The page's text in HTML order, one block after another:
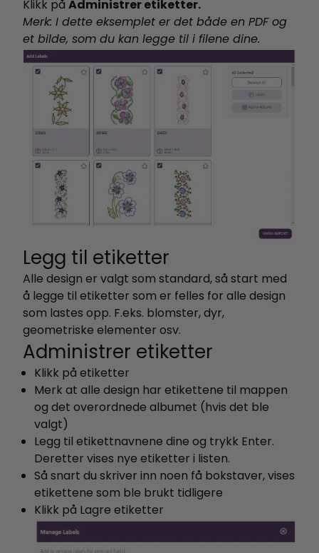
Klikk på Administrer etiketter.
Merk: I dette eksemplet er det både en PDF og
et bilde, som du kan legge til i filene dine.
Legg til etiketter
Alle design er valgt som standard, så start med
å legge til etiketter som er felles for alle design
som lastes opp. F.eks. blomster, dyr,
geometriske elementer osv.
Administrer etiketter
Klikk på etiketter
Merk at alle design har etikettene til mappen
og det overordnede albumet (hvis det ble
valgt)
Legg til etikettnavnene dine og trykk Enter.
Deretter vises nye etiketter i listen.
Så snart du skriver inn noen få bokstaver, vises
etikettene som ble brukt tidligere
Klikk på Lagre etiketter